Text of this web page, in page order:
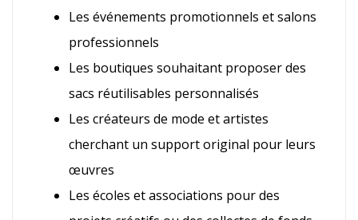
Les événements promotionnels et salons
professionnels
Les boutiques souhaitant proposer des
sacs réutilisables personnalisés
Les créateurs de mode et artistes
cherchant un support original pour leurs
œuvres
Les écoles et associations pour des